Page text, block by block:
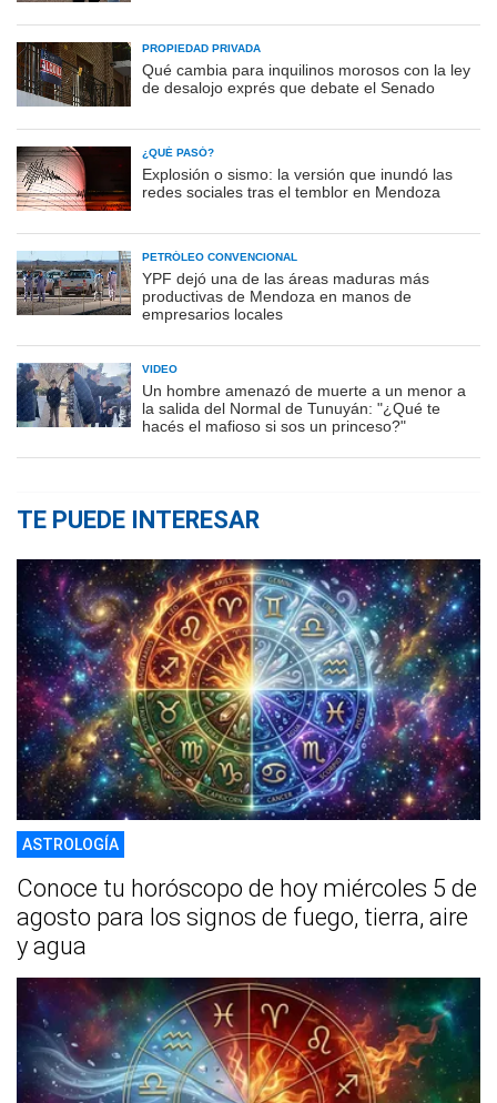
PROPIEDAD PRIVADA
Qué cambia para inquilinos morosos con la ley
de desalojo exprés que debate el Senado
¿QUÉ PASÓ?
Explosión o sismo: la versión que inundó las
redes sociales tras el temblor en Mendoza
PETRÓLEO CONVENCIONAL
YPF dejó una de las áreas maduras más
productivas de Mendoza en manos de
empresarios locales
VIDEO
Un hombre amenazó de muerte a un menor a
la salida del Normal de Tunuyán: "¿Qué te
hacés el mafioso si sos un princeso?"
TE PUEDE INTERESAR
ASTROLOGÍA
Conoce tu horóscopo de hoy miércoles 5 de
agosto para los signos de fuego, tierra, aire
y agua